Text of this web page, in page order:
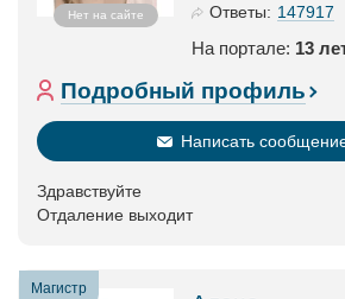
Нет на сайте
Ответы: 147917
На портале: 13
Подробный профиль
Написать
Здравствуйте
Отдаление выходит
Магистр